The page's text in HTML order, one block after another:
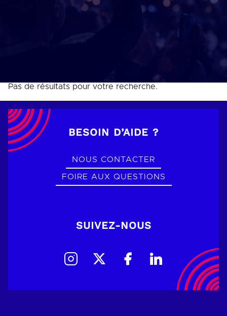
Pas de résultats pour votre recherche.
BESOIN D’AIDE ?
NOUS CONTACTER
FOIRE AUX QUESTIONS
SUIVEZ-NOUS